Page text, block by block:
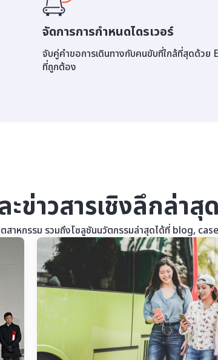
จัดการการกำหนดไดรเวอร์
จับคู่คำขอการเดินทางกับคนขับที่ใกล้ที่สุดด้วย
ที่ถูกต้อง
ะข่าวสารเชิงลึกล่าสุ
สาหกรรม รวมถึงโซลูชันนวัตกรรมล่าสุดได้ที่ blog,